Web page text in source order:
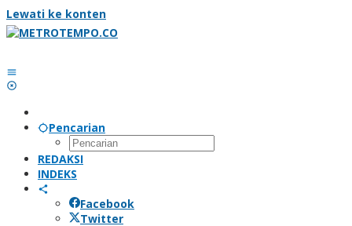
Lewati ke konten
Pencarian
REDAKSI
INDEKS
Facebook
Twitter